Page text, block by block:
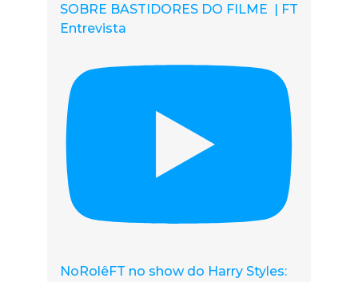
SOBRE BASTIDORES DO FILME | FT
Entrevista
NoRolêFT no show do Harry Styles: